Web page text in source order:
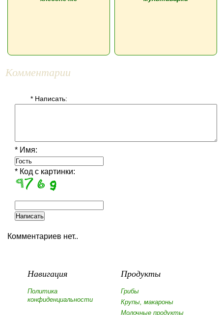
Комментарии
* Написать:
* Имя:
* Код с картинки:
Комментариев нет..
Навигация
Политика
конфиденциальности
Продукты
Грибы
Крупы, макароны
Молочные продукты